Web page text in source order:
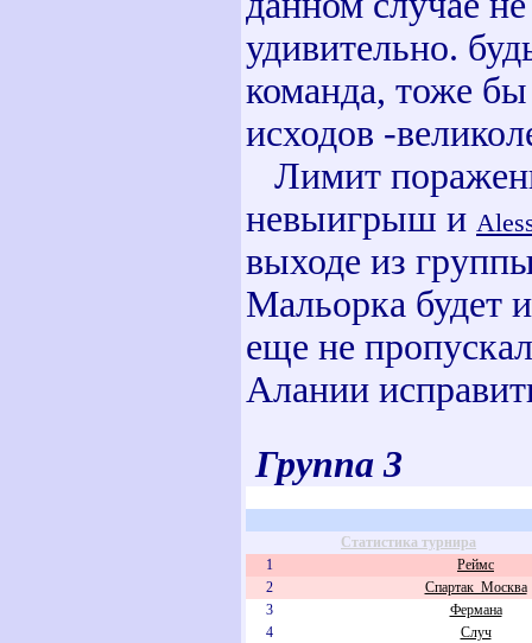
удивительно.
команда, тоже
исходов -
Лимит
невыигрыш и
выходе из
Мальорка будет
еще не
Алании
Группа 3
Статистика турнира
1
Реймс
2
Спартак_Москва
3
Фермана
4
Случ